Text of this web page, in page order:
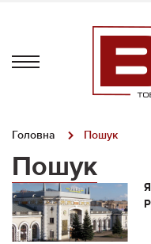
Головна Пошук
Пошук